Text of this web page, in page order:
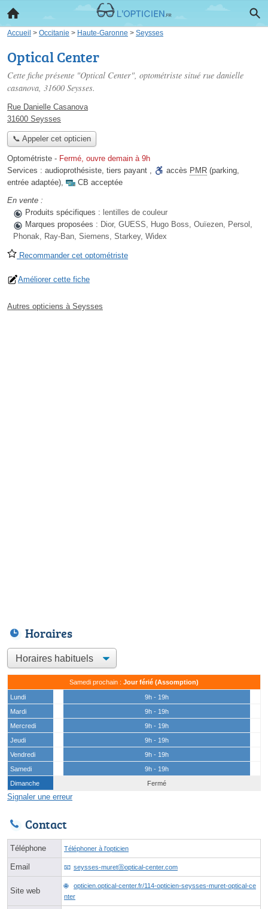
Accueil > Occitanie > Haute-Garonne > Seysses
Optical Center
Cette fiche présente "Optical Center", optométriste situé rue danielle
casanova, 31600 Seysses.
Rue Danielle Casanova
31600 Seysses
📞 Appeler cet opticien
Optométriste - Fermé, ouvre demain à 9h
Services : audioprothésiste, tiers payant , accès PMR (parking,
entrée adaptée),
CB acceptée
En vente :
Produits spécifiques : lentilles de couleur
Marques proposées : Dior, GUESS, Hugo Boss, Ouïezen, Persol,
Phonak, Ray-Ban, Siemens, Starkey, Widex
Recommander cet optométriste
Améliorer cette fiche
Autres opticiens à Seysses
Horaires
Samedi prochain : Jour férié (Assomption)
Lundi
9h - 19h
Mardi
9h - 19h
Mercredi
9h - 19h
Jeudi
9h - 19h
Vendredi
9h - 19h
Samedi
9h - 19h
Dimanche
Fermé
Signaler une erreur
Contact
Téléphone Téléphoner à l'opticien
Email seysses-muretⓐoptical-center.com
Site web
opticien.optical-center.fr/114-opticien-seysses-muret-optical-ce
nter